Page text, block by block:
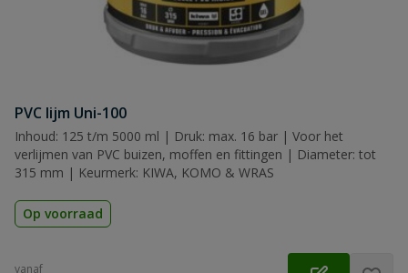
PVC lijm Uni-100
Inhoud: 125 t/m 5000 ml | Druk: max. 16 bar | Voor het
verlijmen van PVC buizen, moffen en fittingen | Diameter: tot
315 mm | Keurmerk: KIWA, KOMO & WRAS
Op voorraad
vanaf